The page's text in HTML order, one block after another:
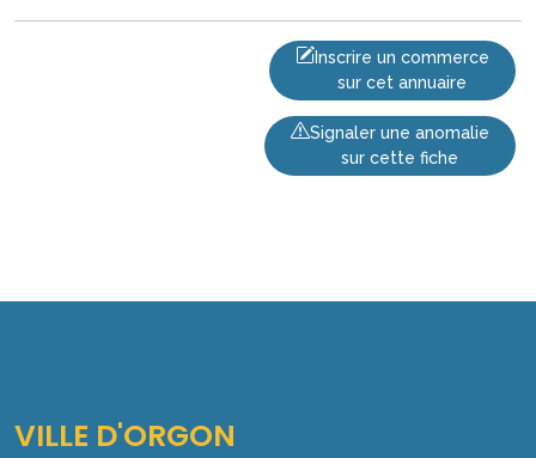
Inscrire un commerce
sur cet annuaire
Signaler une anomalie
sur cette fiche
VILLE D'ORGON